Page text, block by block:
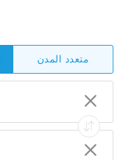
متعدد المدن